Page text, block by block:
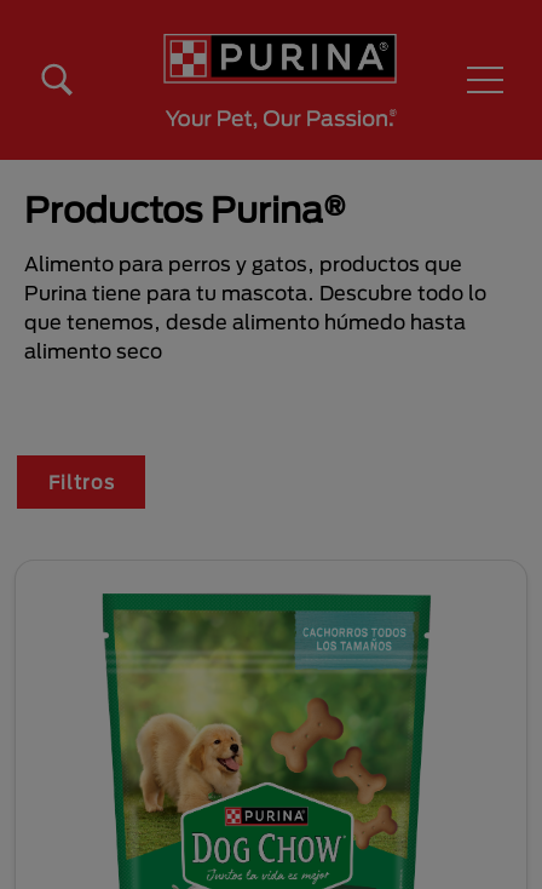
Productos Purina®
Alimento para perros y gatos, productos que
Purina tiene para tu mascota. Descubre todo lo
que tenemos, desde alimento húmedo hasta
alimento seco
Filtros